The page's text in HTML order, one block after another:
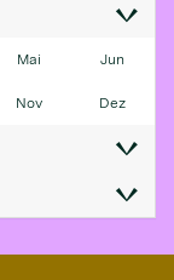
Mai Jun
Nov Dez